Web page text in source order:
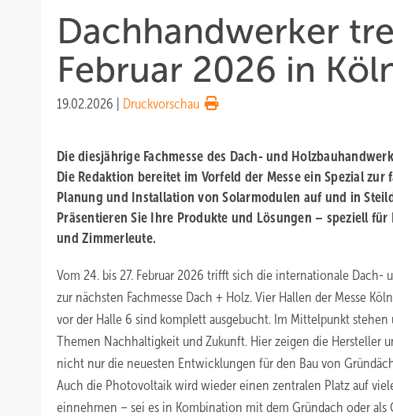
Dachhandwerker
Februar 2026 in
19.02.2026 Druckvorschau
Die diesjährige Fachmesse des Dach- und
Die Redaktion bereitet im Vorfeld der Messe ein Spezial zur
Planung und Installation von Solarmodulen auf und in
Präsentieren Sie Ihre Produkte und Lösungen – speziell
und Zimmerleute.
Vom 24. bis 27. Februar 2026 trifft sich die internationale Dach-
zur nächsten Fachmesse Dach + Holz. Vier Hallen der Messe
vor der Halle 6 sind komplett ausgebucht. Im Mittelpunkt stehen
Themen Nachhaltigkeit und Zukunft. Hier zeigen die Hersteller
nicht nur die neuesten Entwicklungen für den Bau von
Auch die Photovoltaik wird wieder einen zentralen Platz auf
einnehmen – sei es in Kombination mit dem Gründach oder als